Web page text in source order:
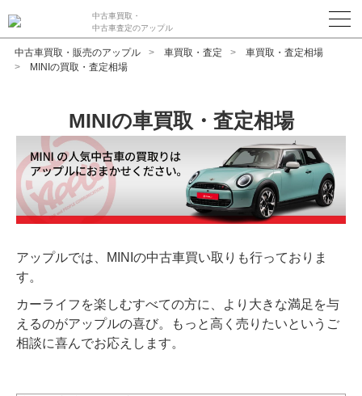
中古車買取・
中古車査定のアップル
中古車買取・販売のアップル 車買取・査定
車買取・査定相場
MINIの買取・査定相場
MINIの車買取・査定相場
アップルでは、MINIの中古車買い取りも行っておりま
す。
カーライフを楽しむすべての方に、より大きな満足を与
えるのがアップルの喜び。もっと高く売りたいというご
相談に喜んでお応えします。